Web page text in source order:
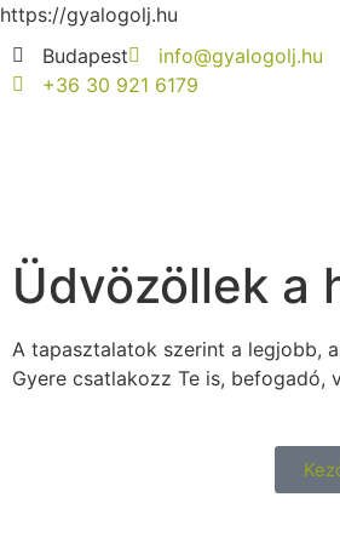
https://gyalogolj.hu
Budapest
info@gyalogolj.hu
+36 30 921 6179
Üdvözöllek a
A tapasztalatok szerint a legjobb,
Gyere csatlakozz Te is, befogadó,